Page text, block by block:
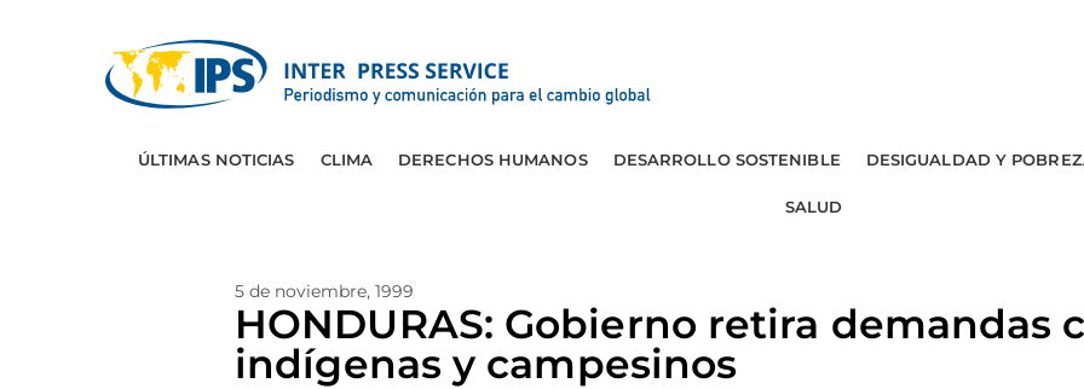
ÚLTIMAS NOTICIAS CLIMA DERECHOS HUMANOS DESARROLLO SOSTENIBLE DESIGUALDAD Y
SALUD
5 de noviembre, 1999
HONDURAS: Gobierno retira demandas
indígenas y campesinos